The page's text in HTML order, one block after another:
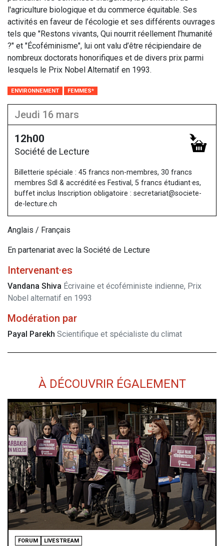
l'agriculture biologique et du commerce équitable. Ses
activités en faveur de l’écologie et ses différents ouvrages
tels que "Restons vivants, Qui nourrit réellement l’humanité
?" et "Écoféminisme", lui ont valu d’être récipiendaire de
nombreux doctorats honorifiques et de divers prix parmi
lesquels le Prix Nobel Alternatif en 1993.
ENVIRONNEMENT FEMMES*
jeudi 16 mars
12h00
Société de Lecture
Billetterie spéciale : 45 francs non-membres, 30 francs
membres Sdl & accrédité·es Festival, 5 francs étudiant·es,
buffet inclus Inscription obligatoire : secretariat@societe-
de-lecture.ch
Anglais / Français
En partenariat avec la Société de Lecture
Intervenant·es
Vandana Shiva Écrivaine et écoféministe indienne, Prix
Nobel alternatif en 1993
Modération par
Payal Parekh Scientifique et spécialiste du climat
À DÉCOUVRIR ÉGALEMENT
FORUM LIVESTREAM